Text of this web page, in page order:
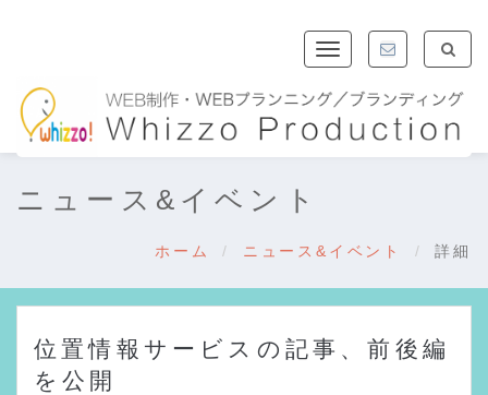
Toggle
navigation
ニュース&イベント
ホーム ニュース&イベント 詳細
位置情報サービスの記事、前後編
を公開